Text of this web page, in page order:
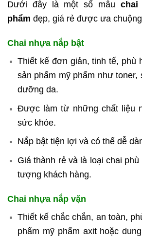
Dưới đây là một số mẫu chai
phẩm đẹp, giá rẻ được ưa
Chai nhựa nắp bật
Thiết kế đơn giản, tinh tế, phù
sản phẩm mỹ phẩm như toner,
dưỡng da.
Được làm từ những chất liệu
sức khỏe.
Nắp bật tiện lợi và có thể dễ
Giá thành rẻ và là loại chai
tượng khách hàng.
Chai nhựa nắp vặn
Thiết kế chắc chắn, an toàn,
phẩm mỹ phẩm axit hoặc